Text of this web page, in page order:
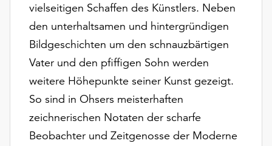
Cookies
werden
auch
ohne
Einverständnis
weiterhin
ausgeführt.
Möchten
vielseitigen Schaffen des Künstlers. Neben
den unterhaltsamen und hintergründigen
Bildgeschichten um den schnauzbärtigen
Vater und den pfiffigen Sohn werden
weitere Höhepunkte seiner Kunst gezeigt.
So sind in Ohsers meisterhaften
zeichnerischen Notaten der scharfe
Beobachter und Zeitgenosse der Moderne